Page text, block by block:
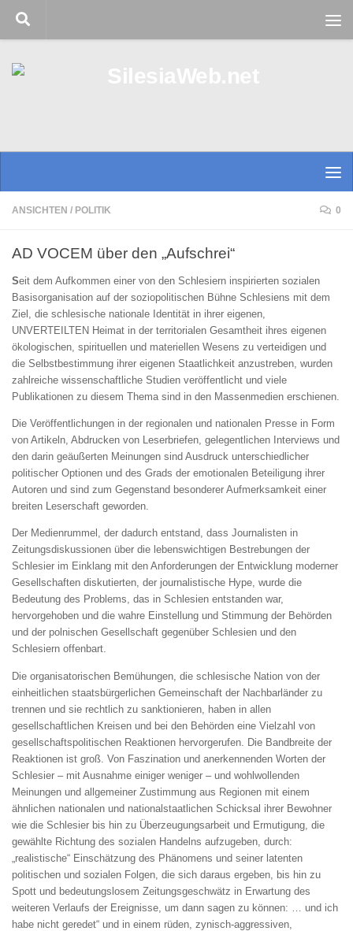
Zum Inhalt springen
ANSICHTEN / POLITIK 0
AD VOCEM über den „Aufschrei“
Seit dem Aufkommen einer von den Schlesiern inspirierten sozialen
Basisorganisation auf der soziopolitischen Bühne Schlesiens mit dem
Ziel, die schlesische nationale Identität in ihrer eigenen,
UNVERTEILTEN Heimat in der territorialen Gesamtheit ihres eigenen
ökologischen, spirituellen und materiellen Wesens zu verteidigen und
die Selbstbestimmung ihrer eigenen Staatlichkeit anzustreben, wurden
zahlreiche wissenschaftliche Studien veröffentlicht und viele
Publikationen zu diesem Thema sind in den Massenmedien erschienen.
Die Veröffentlichungen in der regionalen und nationalen Presse in Form
von Artikeln, Abdrucken von Leserbriefen, gelegentlichen Interviews und
den darin geäußerten Meinungen sind Ausdruck unterschiedlicher
politischer Optionen und des Grads der emotionalen Beteiligung ihrer
Autoren und sind zum Gegenstand besonderer Aufmerksamkeit einer
breiten Leserschaft geworden.
Der Medienrummel, der dadurch entstand, dass Journalisten in
Zeitungsdiskussionen über die lebenswichtigen Bestrebungen der
Schlesier im Einklang mit den Anforderungen der Entwicklung moderner
Gesellschaften diskutierten, der journalistische Hype, wurde die
Bedeutung des Problems, das in Schlesien entstanden war,
hervorgehoben und die wahre Einstellung und Stimmung der Behörden
und der polnischen Gesellschaft gegenüber Schlesien und den
Schlesiern offenbart.
Die organisatorischen Bemühungen, die schlesische Nation von der
einheitlichen staatsbürgerlichen Gemeinschaft der Nachbarländer zu
trennen und sie rechtlich zu sanktionieren, haben in allen
gesellschaftlichen Kreisen und bei den Behörden eine Vielzahl von
gesellschaftspolitischen Reaktionen hervorgerufen. Die Bandbreite der
Reaktionen ist groß. Von Faszination und anerkennenden Worten der
Schlesier – mit Ausnahme einiger weniger – und wohlwollenden
Meinungen und allgemeiner Zustimmung aus Regionen mit einem
ähnlichen nationalen und nationalstaatlichen Schicksal ihrer Bewohner
wie die Schlesier bis hin zu Überzeugungsarbeit und Ermutigung, die
gewählte Richtung des sozialen Handelns aufzugeben, durch:
„realistische“ Einschätzung des Phänomens und seiner latenten
politischen und sozialen Folgen, die sich daraus ergeben, bis hin zu
Spott und bedeutungslosem Zeitungsgeschwätz in Erwartung des
weiteren Verlaufs der Ereignisse, um dann sagen zu können: … und ich
habe nicht geredet“ und in einem rüden, zynisch-aggressiven,